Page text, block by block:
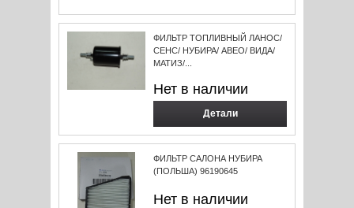
ФИЛЬТР ТОПЛИВНЫЙ ЛАНОС/
СЕНС/ НУБИРА/ АВЕО/ ВИДА/
МАТИЗ/...
Нет в наличии
Детали
ФИЛЬТР САЛОНА НУБИРА
(ПОЛЬША) 96190645
Нет в наличии